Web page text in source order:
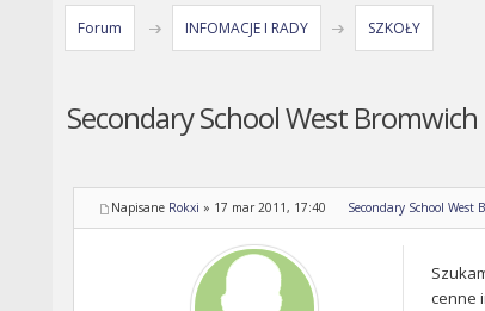
Forum INFOMACJE I RADY SZKOŁY
Secondary School West
Napisane Rokxi » 17 mar 2011, 17:40 Secondary School West
cenne